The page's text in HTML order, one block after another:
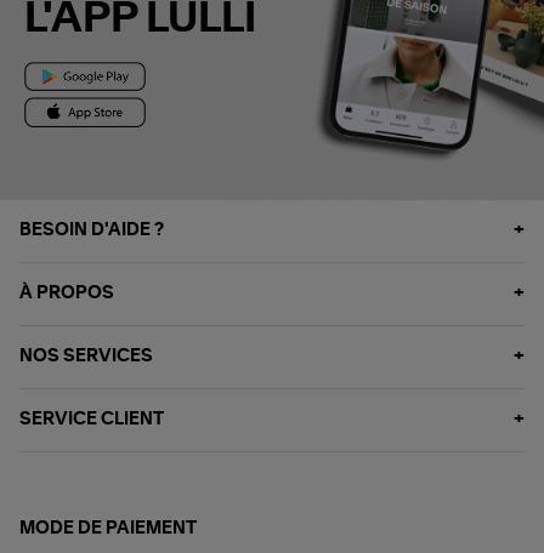
L'APP LULLI
BESOIN D'AIDE ?
À PROPOS
NOS SERVICES
SERVICE CLIENT
MODE DE PAIEMENT